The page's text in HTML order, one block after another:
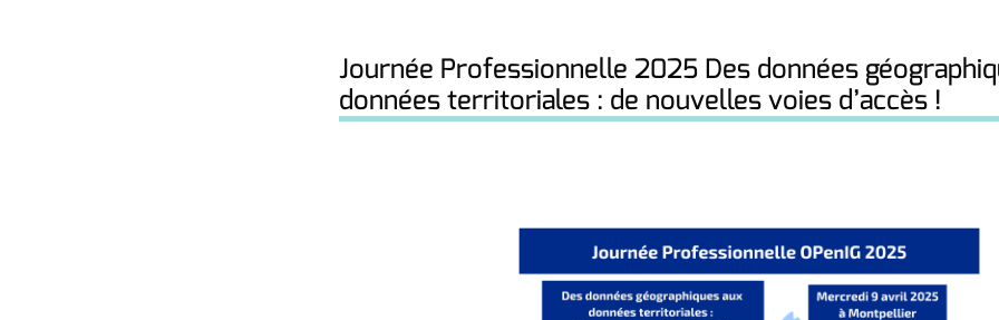
Journée Professionnelle 2025 Des données
données territoriales : de nouvelles voies d’accès !